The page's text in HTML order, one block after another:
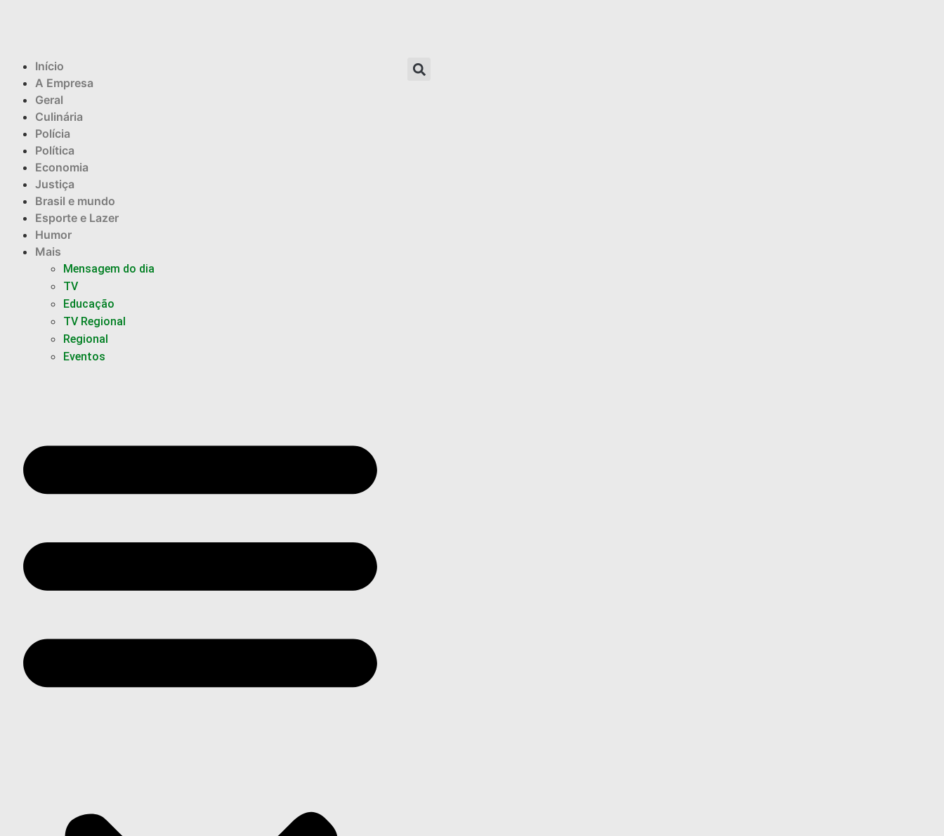
Início
A Empresa
Geral
Culinária
Polícia
Política
Economia
Justiça
Brasil e mundo
Esporte e Lazer
Humor
Mais
Mensagem do dia
TV
Educação
TV Regional
Regional
Eventos